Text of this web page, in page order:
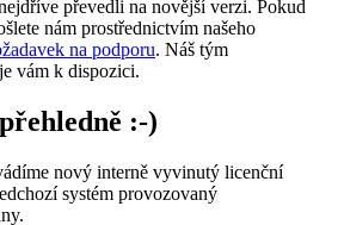
převedli na novější verzi. Pokud
nám prostřednictvím našeho
na podporu. Náš tým
vám k dispozici.
:-)
nový interně vyvinutý licenční
systém provozovaný